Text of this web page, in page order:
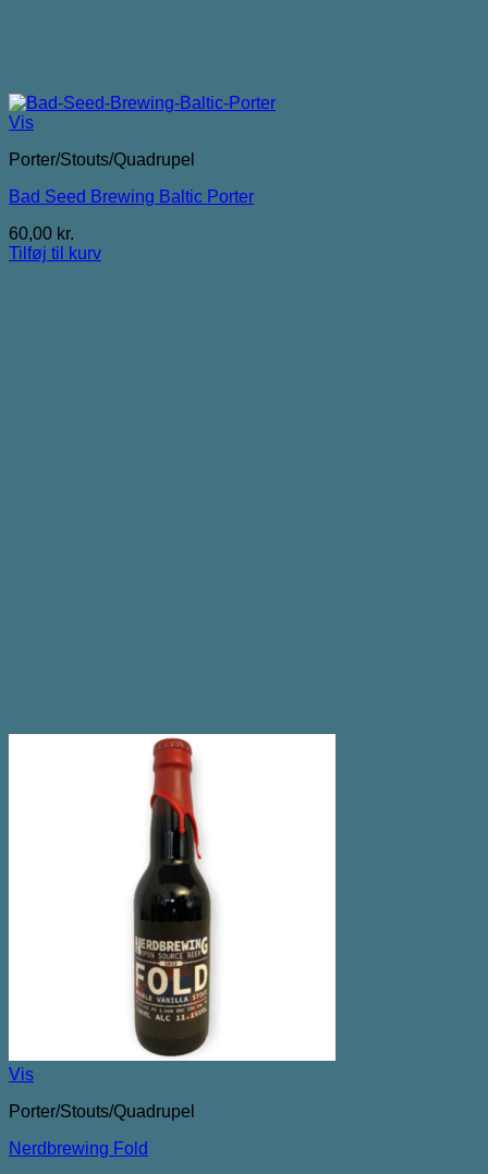
Vis
Porter/Stouts/Quadrupel
Bad Seed Brewing Baltic Porter
60,00 kr.
Tilføj til kurv
Vis
Porter/Stouts/Quadrupel
Nerdbrewing Fold